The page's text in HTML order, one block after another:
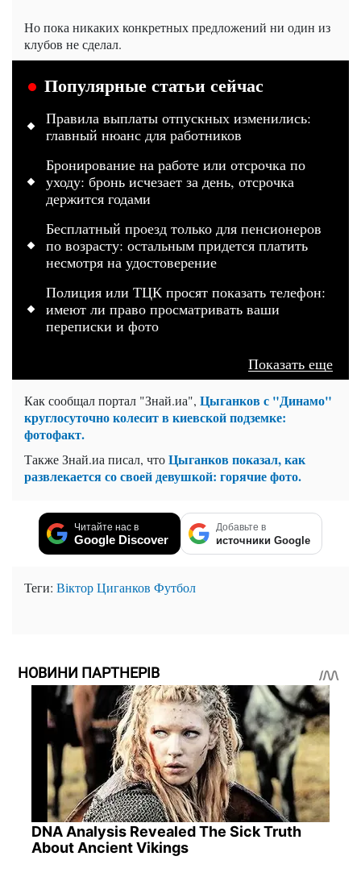
Но пока никаких конкретных предложений ни один из
клубов не сделал.
Популярные статьи сейчас
Правила выплаты отпускных изменились:
главный нюанс для работников
Бронирование на работе или отсрочка по
уходу: бронь исчезает за день, отсрочка
держится годами
Бесплатный проезд только для пенсионеров
по возрасту: остальным придется платить
несмотря на удостоверение
Полиция или ТЦК просят показать телефон:
имеют ли право просматривать ваши
переписки и фото
Показать еще
Как сообщал портал "Знай.иа", Цыганков с "Динамо"
круглосуточно колесит в киевской подземке:
фотофакт.
Также Знай.иа писал, чтоЦыганков показал, как
развлекается со своей девушкой: горячие фото.
Читайте нас в
Google Discover
Добавьте в
источники Google
Теги: Віктор Циганков Футбол
НОВИНИ ПАРТНЕРІВ
DNA Analysis Revealed The Sick Truth
About Ancient Vikings